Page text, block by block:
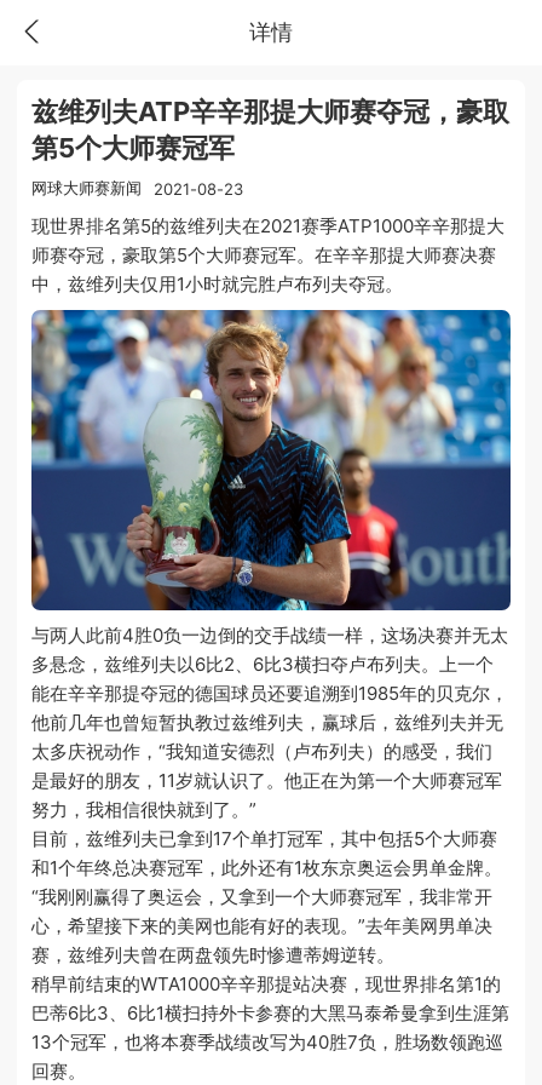
详情
兹维列夫ATP辛辛那提大师赛夺冠，豪取
第5个大师赛冠军
网球大师赛新闻 2021-08-23
现世界排名第5的兹维列夫在2021赛季ATP1000辛辛那提大
师赛夺冠，豪取第5个大师赛冠军。在辛辛那提大师赛决赛
中，兹维列夫仅用1小时就完胜卢布列夫夺冠。
与两人此前4胜0负一边倒的交手战绩一样，这场决赛并无太
多悬念，兹维列夫以6比2、6比3横扫夺卢布列夫。上一个
能在辛辛那提夺冠的德国球员还要追溯到1985年的贝克尔，
他前几年也曾短暂执教过兹维列夫，赢球后，兹维列夫并无
太多庆祝动作，“我知道安德烈（卢布列夫）的感受，我们
是最好的朋友，11岁就认识了。他正在为第一个大师赛冠军
努力，我相信很快就到了。”
目前，兹维列夫已拿到17个单打冠军，其中包括5个大师赛
和1个年终总决赛冠军，此外还有1枚东京奥运会男单金牌。
“我刚刚赢得了奥运会，又拿到一个大师赛冠军，我非常开
心，希望接下来的美网也能有好的表现。”去年美网男单决
赛，兹维列夫曾在两盘领先时惨遭蒂姆逆转。
稍早前结束的WTA1000辛辛那提站决赛，现世界排名第1的
巴蒂6比3、6比1横扫持外卡参赛的大黑马泰希曼拿到生涯第
13个冠军，也将本赛季战绩改写为40胜7负，胜场数领跑巡
回赛。